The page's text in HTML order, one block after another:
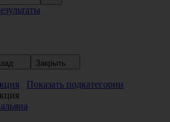
Закрыть
Показать подкатегории